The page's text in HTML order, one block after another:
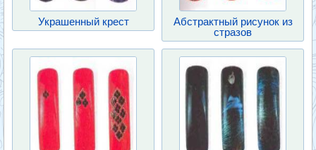
Украшенный крест
Абстрактный рисунок из
стразов